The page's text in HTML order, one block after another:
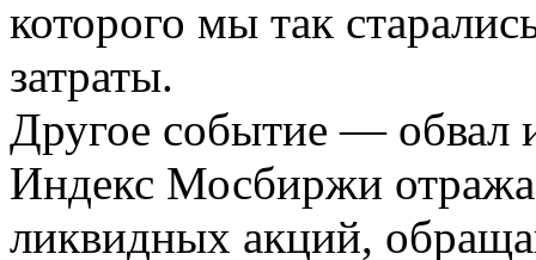
которого мы так
затраты.
Другое событие — обвал
Индекс Мосбиржи
ликвидных акций,